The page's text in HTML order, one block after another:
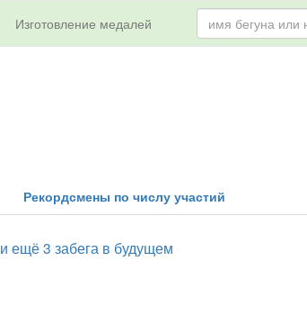
Изготовление медалей
Рекордсмены по числу участий
и ещё 3 забега в будущем